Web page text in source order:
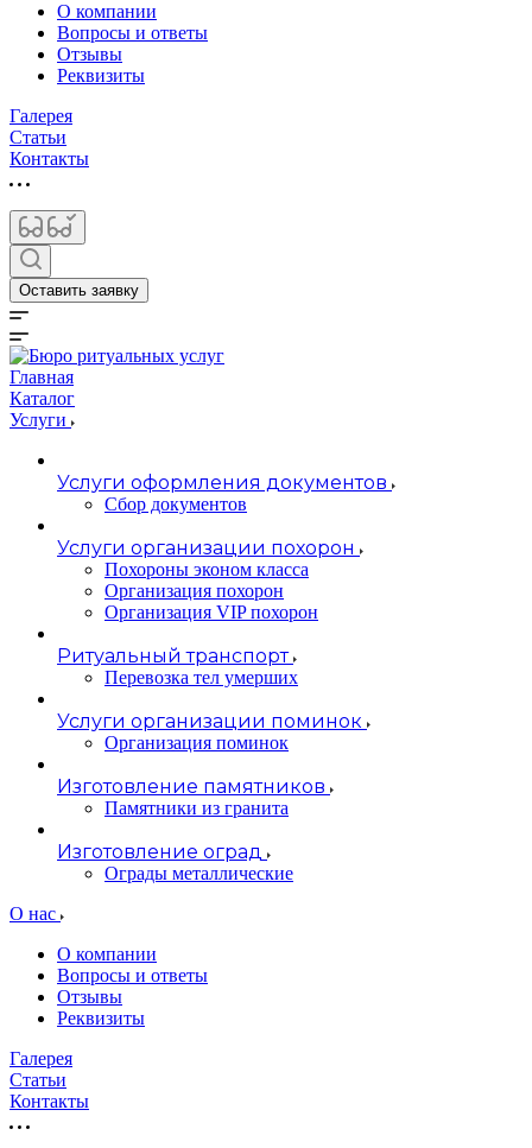
О компании
Вопросы и ответы
Отзывы
Реквизиты
Галерея
Статьи
Контакты
Оставить заявку
Главная
Каталог
Услуги
Услуги оформления документов
Сбор документов
Услуги организации похорон
Похороны эконом класса
Организация похорон
Организация VIP похорон
Ритуальный транспорт
Перевозка тел умерших
Услуги организации поминок
Организация поминок
Изготовление памятников
Памятники из гранита
Изготовление оград
Ограды металлические
О нас
О компании
Вопросы и ответы
Отзывы
Реквизиты
Галерея
Статьи
Контакты